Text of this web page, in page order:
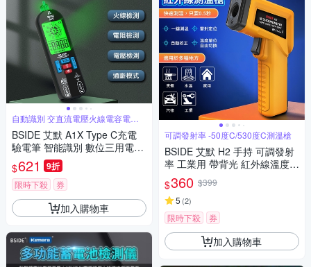
自動識別 交直流電壓火線電容電阻
通斷模式
BSIDE 艾默 A1X Type C充電
驗電筆 智能識別 數位三用電表
自動量程 多用途電表 口袋電表
電阻測量 小電表 三用電錶 手持
電表
$621 9折
限時下殺 券
加入購物車
可調發射率 -50度C/530度C測溫槍
BSIDE 艾默 H2 手持 可調發射
率 工業用 帶背光 紅外線溫度槍
紅外線測溫儀 紅外線溫度計 非
接觸式溫度計 手持式感溫棒 食
品溫度計 電子溫度計 感應測溫
槍
$360 $399
5 (2)
限時下殺 券
加入購物車